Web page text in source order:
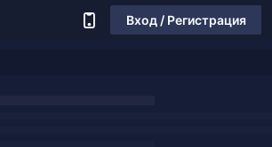
Вход / Регистрация